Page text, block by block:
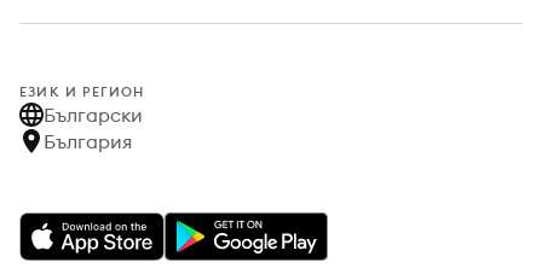
ЕЗИК И РЕГИОН
Български
България